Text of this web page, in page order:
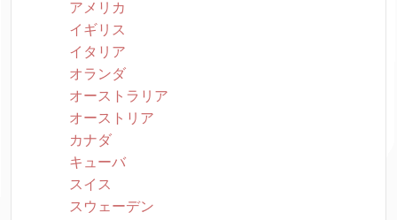
アメリカ
イギリス
イタリア
オランダ
オーストラリア
オーストリア
カナダ
キューバ
スイス
スウェーデン